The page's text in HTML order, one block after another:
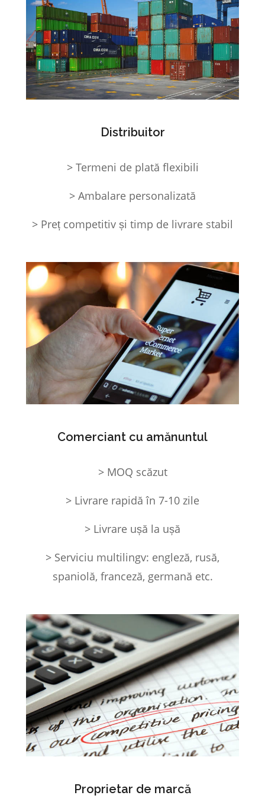
Distribuitor
> Termeni de plată flexibili
> Ambalare personalizată
> Preț competitiv și timp de livrare stabil
Comerciant cu amănuntul
> MOQ scăzut
> Livrare rapidă în 7-10 zile
> Livrare ușă la ușă
> Serviciu multilingv: engleză, rusă,
spaniolă, franceză, germană etc.
Proprietar de marcă